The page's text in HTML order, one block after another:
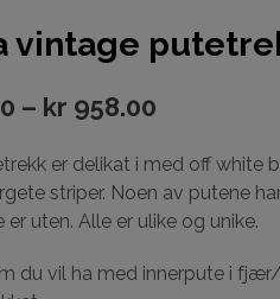
vintage
– kr 958.00
er delikat i med off white
striper. Noen av putene
er uten. Alle er ulike og unike.
du vil ha med innerpute i